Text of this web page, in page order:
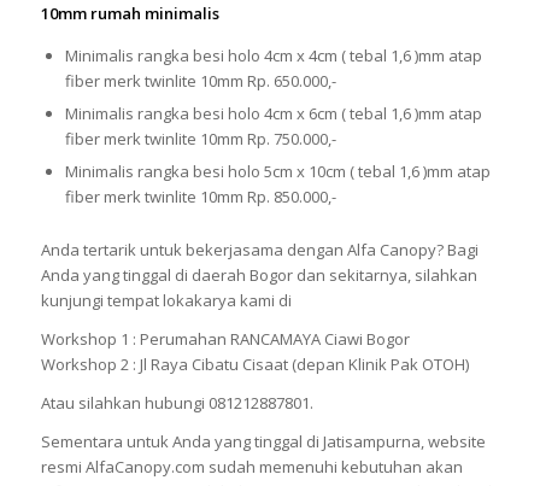
10mm rumah minimalis
Minimalis rangka besi holo 4cm x 4cm ( tebal 1,6 )mm atap
fiber merk twinlite 10mm Rp. 650.000,-
Minimalis rangka besi holo 4cm x 6cm ( tebal 1,6 )mm atap
fiber merk twinlite 10mm Rp. 750.000,-
Minimalis rangka besi holo 5cm x 10cm ( tebal 1,6 )mm atap
fiber merk twinlite 10mm Rp. 850.000,-
Anda tertarik untuk bekerjasama dengan Alfa Canopy? Bagi
Anda yang tinggal di daerah Bogor dan sekitarnya, silahkan
kunjungi tempat lokakarya kami di
Workshop 1 : Perumahan RANCAMAYA Ciawi Bogor
Workshop 2 : Jl Raya Cibatu Cisaat (depan Klinik Pak OTOH)
Atau silahkan hubungi 081212887801.
Sementara untuk Anda yang tinggal di Jatisampurna, website
resmi AlfaCanopy.com sudah memenuhi kebutuhan akan